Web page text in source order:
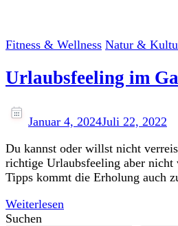
Fitness & Wellness Natur &
Urlaubsfeeling im
Januar 4, 2024Juli 22, 2022
Du kannst oder willst nicht
richtige Urlaubsfeeling aber nicht
Tipps kommt die Erholung auch
Weiterlesen
Suchen